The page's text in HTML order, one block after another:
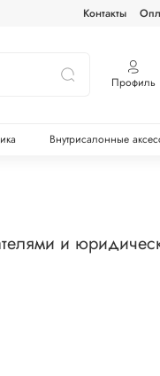
Контакты
Профиль
Внутрисалонные
и